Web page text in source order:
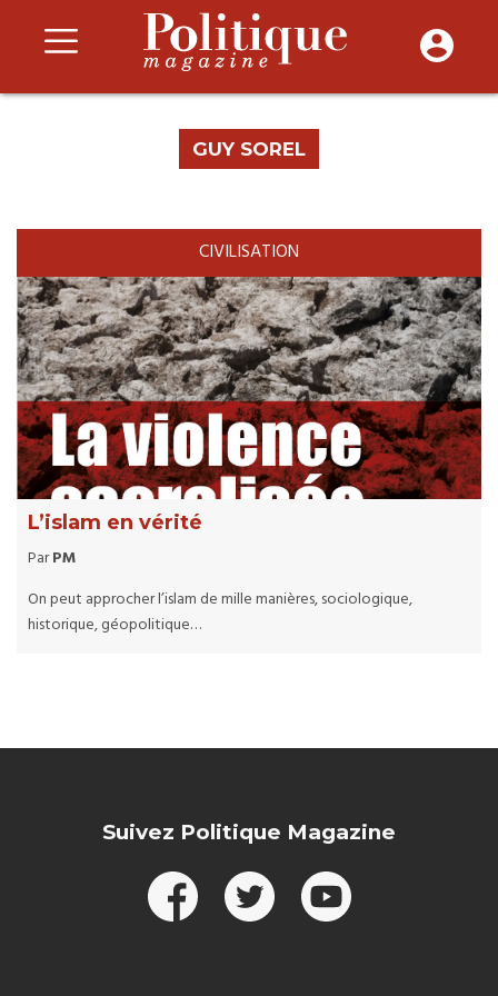
GUY SOREL
CIVILISATION
L’islam en vérité
ParPM
On peut approcher l’islam de mille manières, sociologique,
historique, géopolitique…
Suivez Politique Magazine